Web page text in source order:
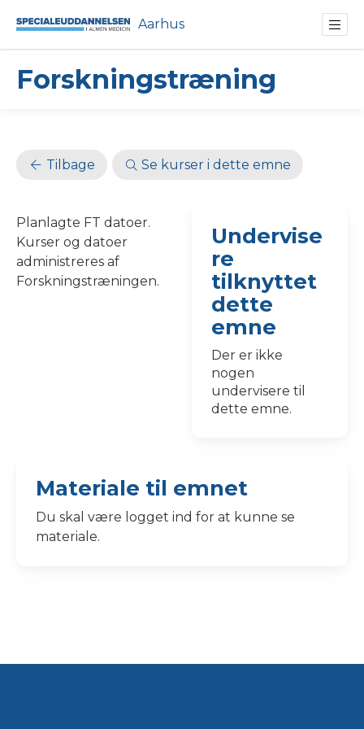
Aarhus
Forskningstræning
Tilbage Se kurser i dette emne
Planlagte FT datoer.
Kurser og datoer
administreres af
Forskningstræningen.
Undervise
re
tilknyttet
dette
emne
Der er ikke
nogen
undervisere til
dette emne.
Materiale til emnet
Du skal være logget ind for at kunne se
materiale.